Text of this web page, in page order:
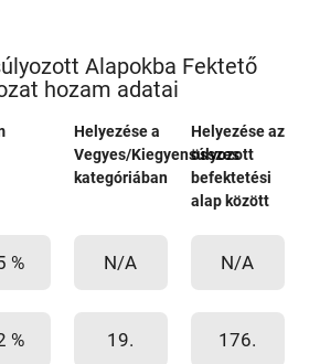
Alapokba Fektető
hozam adatai
Helyezése a
Vegyes/Kiegyensúlyozott
kategóriában
Helyezése az
összes
befektetési
alap között
% N/A N/A
% 19. 176.